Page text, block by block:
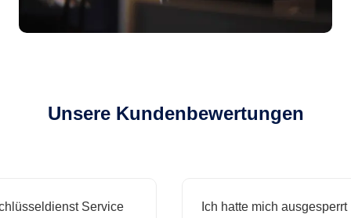
Unsere Kundenbewertungen
Service
Ich hatte mich ausgesperrt und